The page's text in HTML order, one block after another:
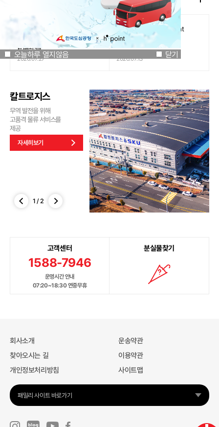
닫기
오늘하루 열지않음 닫기
[인천국제공항공사 x 잔망루피]
공항은 GREEN하게, 굿즈는
특별하게!
2026.07.27
도심공항리무진 x H.Point
할인쿠폰 이벤트
2026.07.13
칼트로지스
무역 발전을 위해
고품격 물류 서비스를
제공
자세히보기
1 /2
고객센터
1588-7946
운영시간 안내
07:20~18:30 연중무휴
분실물찾기
회사소개
운송약관
찾아오시는 길
이용약관
개인정보처리방침
사이트맵
패밀리 사이트 바로가기